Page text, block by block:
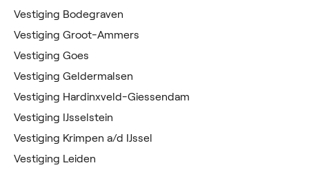
Vestiging Bodegraven
Vestiging Groot-Ammers
Vestiging Goes
Vestiging Geldermalsen
Vestiging Hardinxveld-Giessendam
Vestiging IJsselstein
Vestiging Krimpen a/d IJssel
Vestiging Leiden